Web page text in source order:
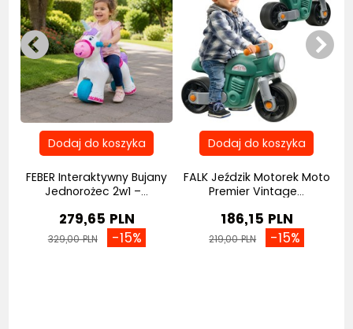
FEBER Interaktywny Bujany
Jednorożec 2w1 –...
279,65 PLN
329,00 PLN -15%
FALK Jeździk Motorek Moto
Premier Vintage...
186,15 PLN
219,00 PLN -15%